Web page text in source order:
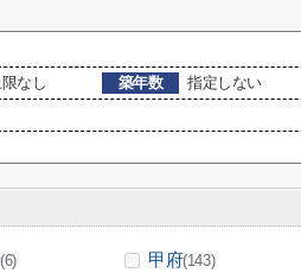
なし 築年数
指定しない
(6) 甲府(143)